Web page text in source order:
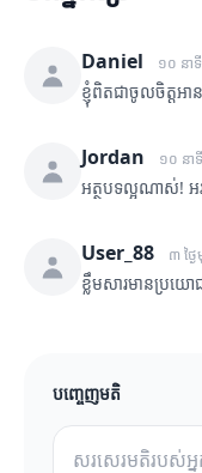
Daniel ១០ នា
ខ្ញុំពិតជាចូលចិត្តអ
Jordan ១០ នា
អត្ថបទល្អណាស់! អ
User_88 ៣ ថ្ង
ខ្លឹមសារមានប្រយ
បញ្ចេញមតិ